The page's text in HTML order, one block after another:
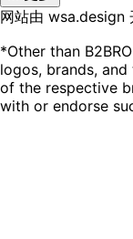
网站由 wsa.design
*Other than
logos, brands,
of the respective
with or endorse